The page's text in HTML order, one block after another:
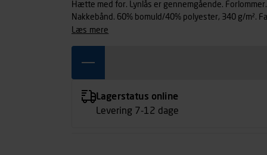
Hætte med for. Lynlås er gennemgående.
Nakkebånd. 60% bomuld/40% polyester, 340
læs mere
Lagerstatus online
Levering 7-12 dage